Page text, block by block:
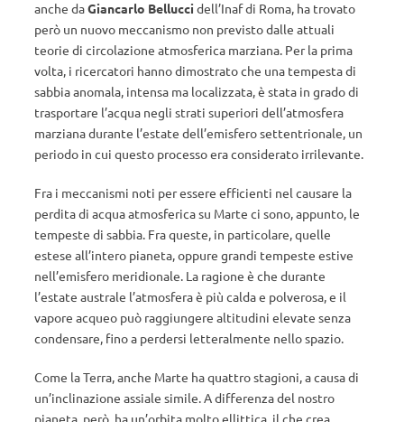
anche daGiancarlo Bellucci dell’Inaf di Roma, ha trovato
però un nuovo meccanismo non previsto dalle attuali
teorie di circolazione atmosferica marziana. Per la prima
volta, i ricercatori hanno dimostrato che una tempesta di
sabbia anomala, intensa ma localizzata, è stata in grado di
trasportare l’acqua negli strati superiori dell’atmosfera
marziana durante l’estate dell’emisfero settentrionale, un
periodo in cui questo processo era considerato irrilevante.
Fra i meccanismi noti per essere efficienti nel causare la
perdita di acqua atmosferica su Marte ci sono, appunto, le
tempeste di sabbia. Fra queste, in particolare, quelle
estese all’intero pianeta, oppure grandi tempeste estive
nell’emisfero meridionale. La ragione è che durante
l’estate australe l’atmosfera è più calda e polverosa, e il
vapore acqueo può raggiungere altitudini elevate senza
condensare, fino a perdersi letteralmente nello spazio.
Come la Terra, anche Marte ha quattro stagioni, a causa di
un’inclinazione assiale simile. A differenza del nostro
pianeta, però, ha un’orbita molto ellittica, il che crea